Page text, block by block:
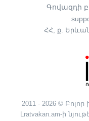
Գովազդի
ՀՀ, ք.
2011 - 2026 ©
Lratvakan.am-ի